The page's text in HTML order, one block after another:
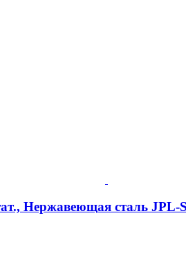
Нержавеющая сталь JPL-